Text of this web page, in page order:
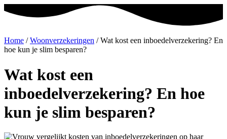
Home /Woonverzekeringen /Wat kost een inboedelverzekering? En
hoe kun je slim besparen?
Wat kost een
inboedelverzekering? En hoe
kun je slim besparen?